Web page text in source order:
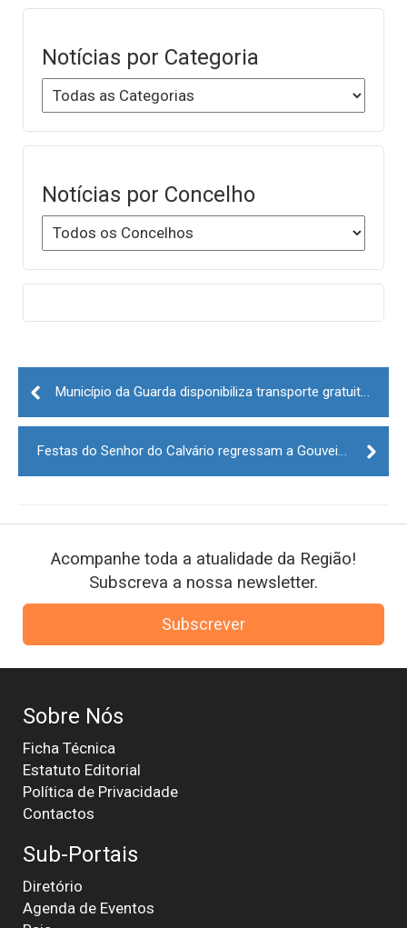
Notícias por Categoria
Notícias por Concelho
Post
navigation
Acompanhe toda a atualidade da Região!
Subscreva a nossa newsletter.
Subscrever
Sobre Nós
Ficha Técnica
Estatuto Editorial
Política de Privacidade
Contactos
Sub-Portais
Diretório
Agenda de Eventos